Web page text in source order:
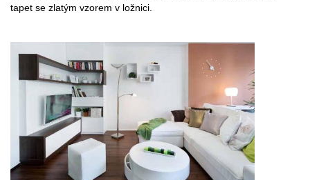
tapet se zlatým vzorem v ložnici.